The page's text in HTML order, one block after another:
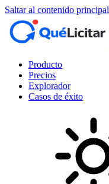
Saltar al contenido principal
Producto
Precios
Explorador
Casos de éxito